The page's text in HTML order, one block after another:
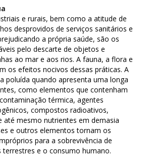
e rurais, bem como a atitude de
desprovidos de serviços sanitários e
a própria saúde, são os
pelo descarte de objetos e
ao mar e aos rios. A fauna, a flora e
os efeitos nocivos dessas práticas. A
poluída quando apresenta uma longa
como elementos que contenham
térmica, agentes
compostos radioativos,
até mesmo nutrientes em demasia
e outros elementos tornam os
para a sobrevivência de
terrestres e o consumo humano.